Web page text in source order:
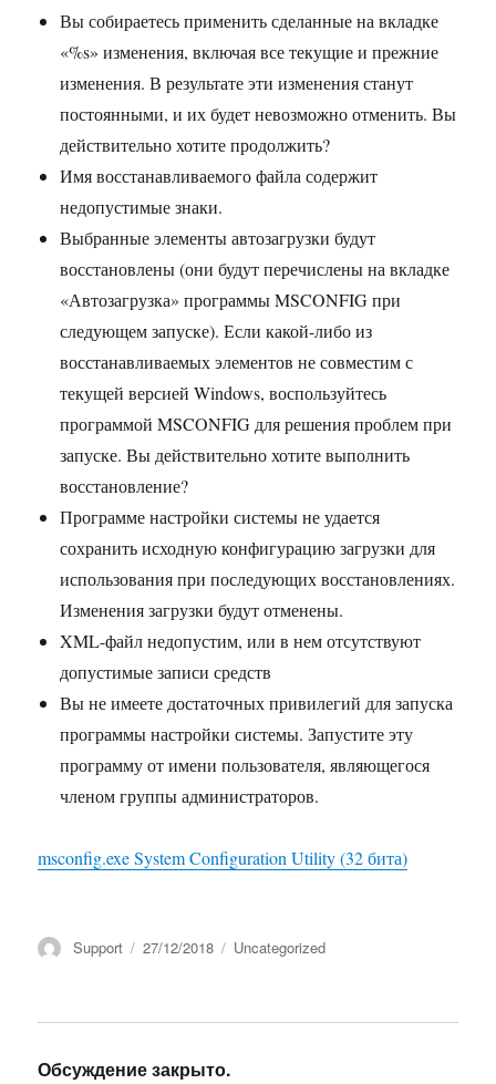
Вы собираетесь применить сделанные на вкладке
«%s» изменения, включая все текущие и прежние
изменения. В результате эти изменения станут
постоянными, и их будет невозможно отменить. Вы
действительно хотите продолжить?
Имя восстанавливаемого файла содержит
недопустимые знаки.
Выбранные элементы автозагрузки будут
восстановлены (они будут перечислены на вкладке
«Автозагрузка» программы MSCONFIG при
следующем запуске). Если какой-либо из
восстанавливаемых элементов не совместим с
текущей версией Windows, воспользуйтесь
программой MSCONFIG для решения проблем при
запуске. Вы действительно хотите выполнить
восстановление?
Программе настройки системы не удается
сохранить исходную конфигурацию загрузки для
использования при последующих восстановлениях.
Изменения загрузки будут отменены.
XML-файл недопустим, или в нем отсутствуют
допустимые записи средств
Вы не имеете достаточных привилегий для запуска
программы настройки системы. Запустите эту
программу от имени пользователя, являющегося
членом группы администраторов.
msconfig.exe System Configuration Utility (32 бита)
Автор
Support Опубликовано
27/12/2018 Рубрики
Uncategorized
Обсуждение закрыто.